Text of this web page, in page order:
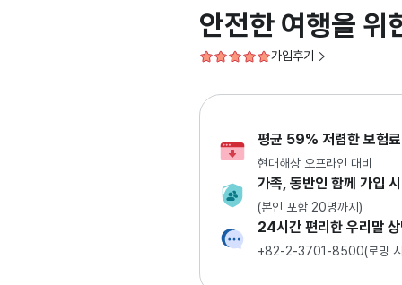
안전한 여행을 위
가입후기
평균 59% 저렴한 보험료
현대해상 오프라인 대비
가족, 동반인 함께 가입
(본인 포함 20명까지)
24시간 편리한 우리말
+82-2-3701-8500(로밍 시